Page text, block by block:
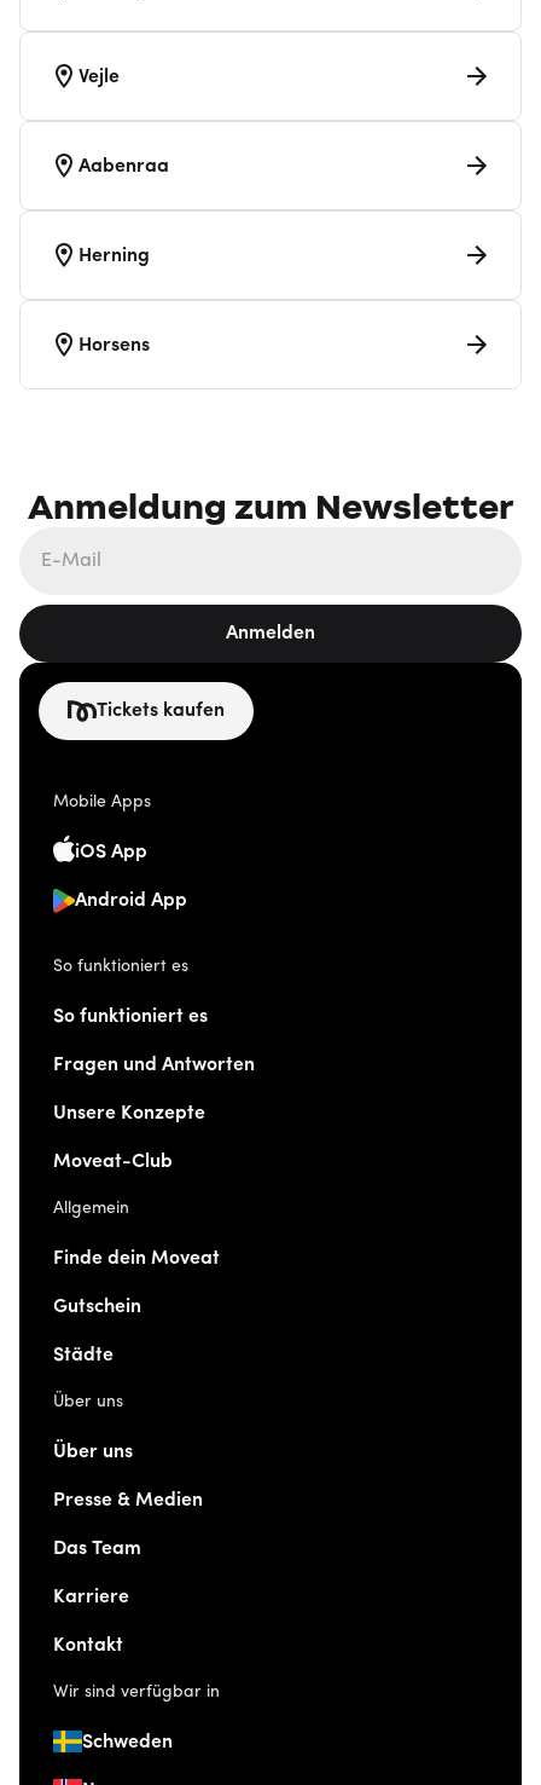
Vejle
Aabenraa
Herning
Horsens
Anmeldung zum Newsletter
Anmelden
Tickets kaufen
Mobile Apps
iOS App
Android App
So funktioniert es
So funktioniert es
Fragen und Antworten
Unsere Konzepte
Moveat-Club
Allgemein
Finde dein Moveat
Gutschein
Städte
Über uns
Über uns
Presse & Medien
Das Team
Karriere
Kontakt
Wir sind verfügbar in
Schweden